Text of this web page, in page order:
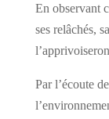
En observant
ses relâchés,
Par l’écoute